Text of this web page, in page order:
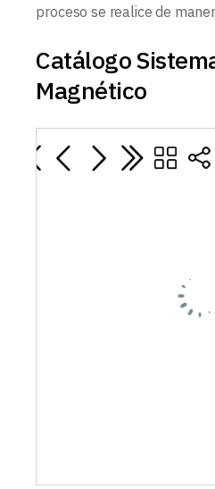
proceso se realice de
Catálogo
Magnético